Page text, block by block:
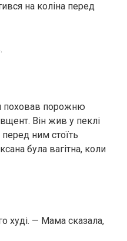
на коліна перед
поховав порожню
Він жив у пеклі
ним стоїть
була вагітна, коли
худі. — Мама сказала,